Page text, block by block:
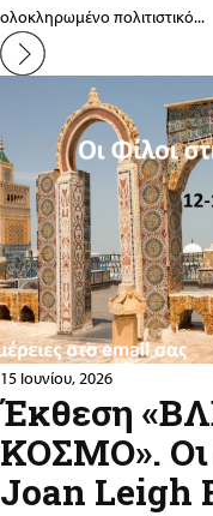
ολοκληρωμένο πολιτιστικό...
15 Ιουνίου, 2026
Έκθεση
ΚΟΣΜΟ». Οι
Joan Leigh